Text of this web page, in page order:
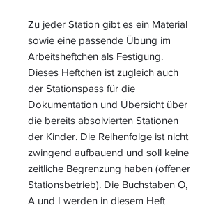
Zu jeder Station gibt es ein Material
sowie eine passende Übung im
Arbeitsheftchen als Festigung.
Dieses Heftchen ist zugleich auch
der Stationspass für die
Dokumentation und Übersicht über
die bereits absolvierten Stationen
der Kinder. Die Reihenfolge ist nicht
zwingend aufbauend und soll keine
zeitliche Begrenzung haben (offener
Stationsbetrieb). Die Buchstaben O,
A und I werden in diesem Heft